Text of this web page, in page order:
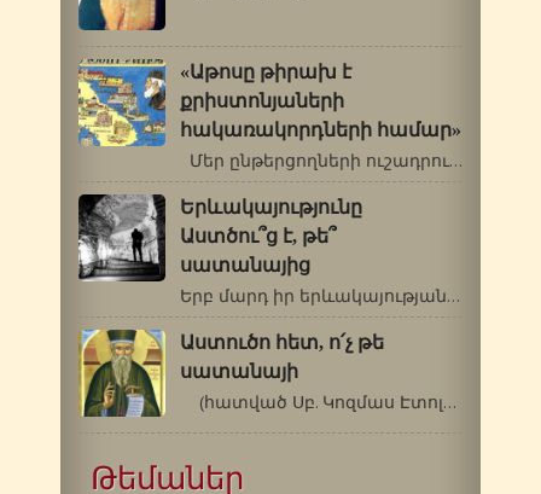
«Աթոսը թիրախ է
քրիստոնյաների
հակառակորդների համար»
Մեր ընթերցողների ուշադրությանն…
Երևակայությունը
Աստծու՞ց է, թե՞
սատանայից
Երբ մարդ իր երևակայությանը ուշադրություն…
Աստուծո հետ, ո՛չ թե
սատանայի
(հատված Սբ. Կոզմաս Էտոլացու…
Թեմաներ